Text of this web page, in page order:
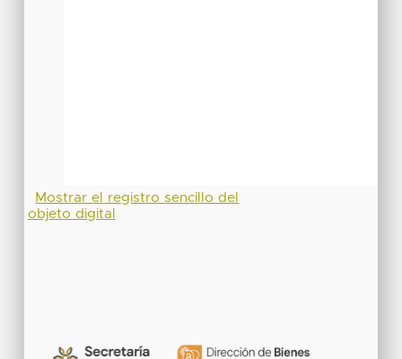
Mostrar el registro sencillo del
objeto digital